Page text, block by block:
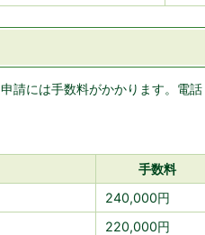
申請には手数料がかかります。電話
手数料
240,000円
220,000円